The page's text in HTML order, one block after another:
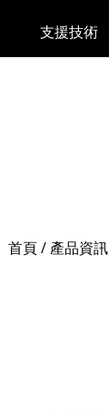
支援技術
首頁/產品資訊